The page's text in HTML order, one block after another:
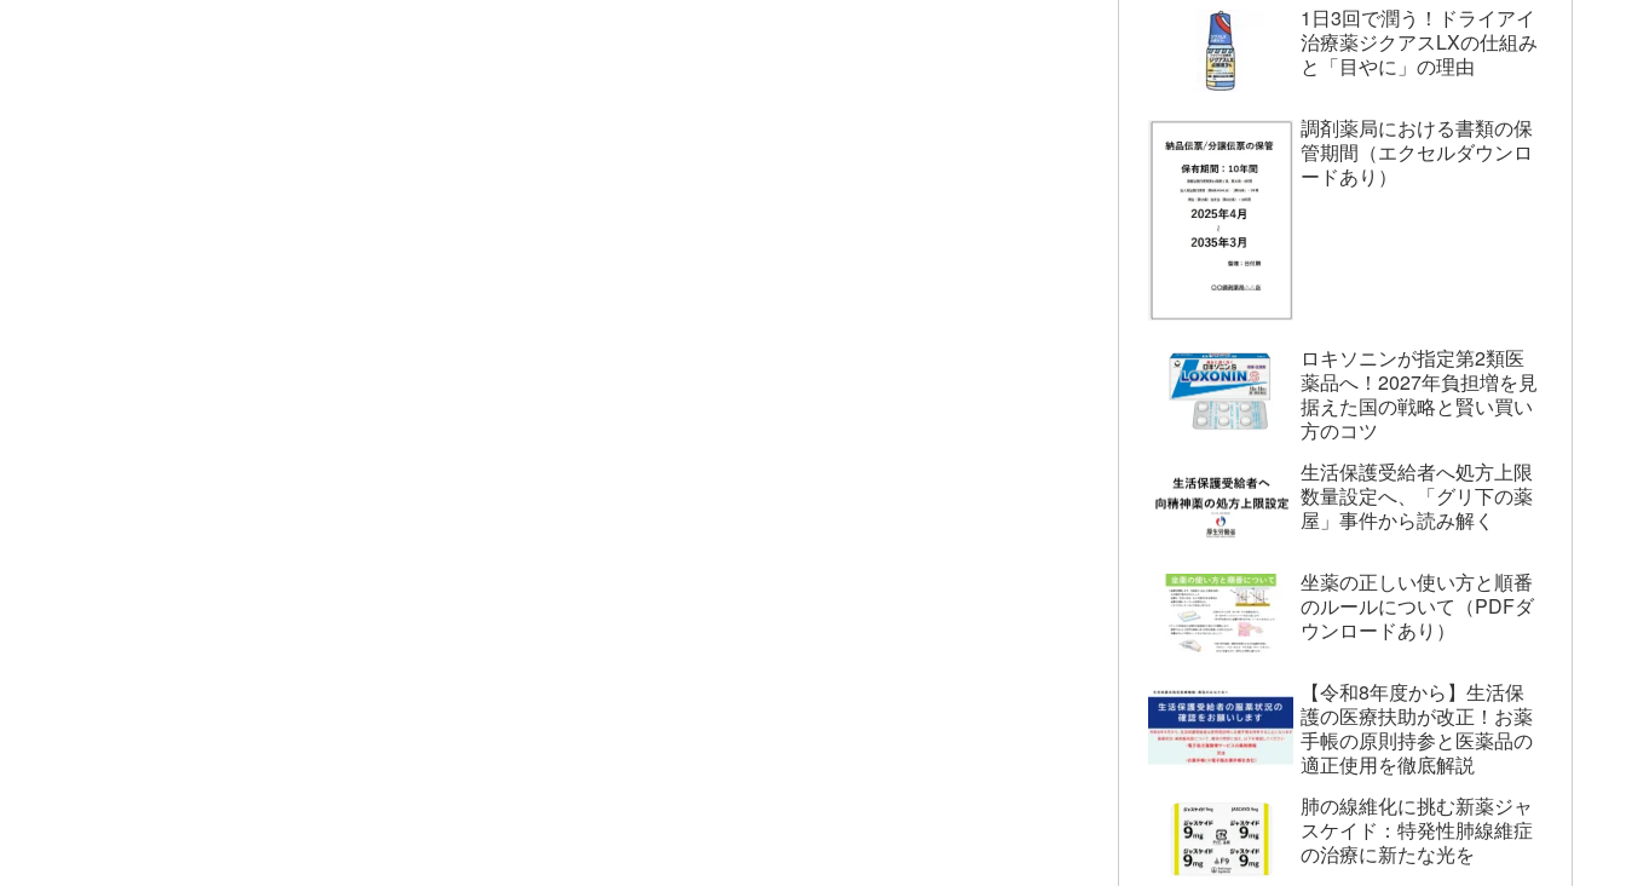
1日3回で潤う！ドライアイ
治療薬ジクアスLXの仕組み
と「目やに」の理由
調剤薬局における書類の保
管期間（エクセルダウンロ
ードあり）
ロキソニンが指定第2類医
薬品へ！2027年負担増を見
据えた国の戦略と賢い買い
方のコツ
生活保護受給者へ処方上限
数量設定へ、「グリ下の薬
屋」事件から読み解く
坐薬の正しい使い方と順番
のルールについて（PDFダ
ウンロードあり）
【令和8年度から】生活保
護の医療扶助が改正！お薬
手帳の原則持参と医薬品の
適正使用を徹底解説
肺の線維化に挑む新薬ジャ
スケイド：特発性肺線維症
の治療に新たな光を